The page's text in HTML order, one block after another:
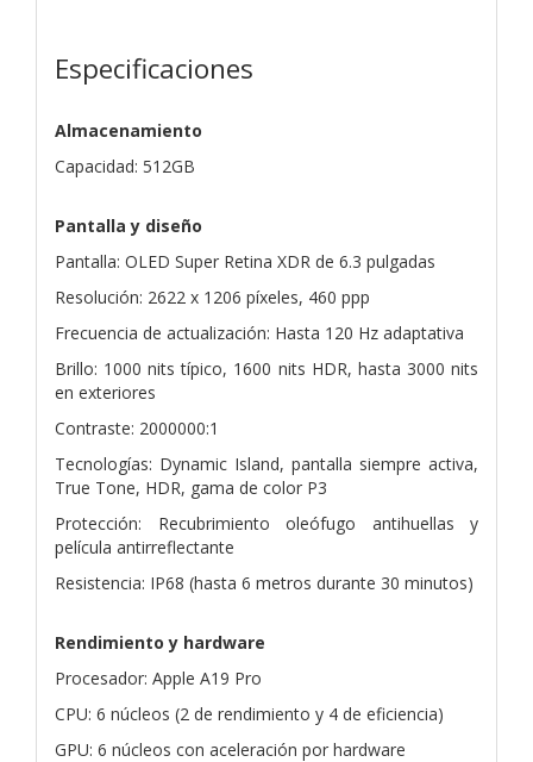
Especificaciones
Almacenamiento
Capacidad: 512GB
Pantalla y diseño
Pantalla: OLED Super Retina XDR de 6.3 pulgadas
Resolución: 2622 x 1206 píxeles, 460 ppp
Frecuencia de actualización: Hasta 120 Hz adaptativa
Brillo: 1000 nits típico, 1600 nits HDR, hasta 3000 nits
en exteriores
Contraste: 2000000:1
Tecnologías: Dynamic Island, pantalla siempre activa,
True Tone, HDR, gama de color P3
Protección: Recubrimiento oleófugo antihuellas y
película antirreflectante
Resistencia: IP68 (hasta 6 metros durante 30 minutos)
Rendimiento y hardware
Procesador: Apple A19 Pro
CPU: 6 núcleos (2 de rendimiento y 4 de eficiencia)
GPU: 6 núcleos con aceleración por hardware